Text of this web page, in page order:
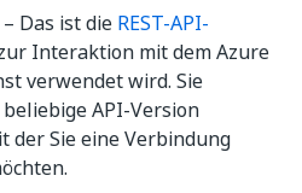
– Das ist die REST-API-
Interaktion mit dem Azure
verwendet wird. Sie
API-Version
der Sie eine Verbindung